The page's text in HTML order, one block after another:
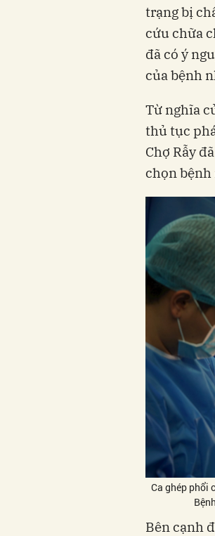
trạng bị
cứu chữa
đã có ý
của bệnh
Từ nghĩa
thủ tục
Chợ Rẫy
chọn bệnh
Ca ghép phổi
Bên cạnh